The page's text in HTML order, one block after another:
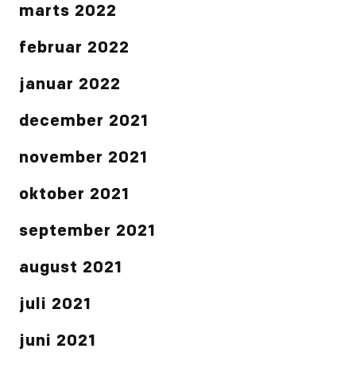
marts 2022
februar 2022
januar 2022
december 2021
november 2021
oktober 2021
september 2021
august 2021
juli 2021
juni 2021